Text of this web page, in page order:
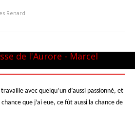
Renard
1981
Turin
Te Deum de Berlioz
de l'Aurore - Marcel
2013
avec quelqu’un d’aussi passionné, et
que j’ai eue, ce fût aussi la chance de